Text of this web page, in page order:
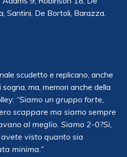
Santini, De Bortoli, Barazza.
scudetto e replicano, anche
ma, memori anche della
“Siamo un gruppo forte,
scappare ma siamo sempre
al meglio. Siamo 2-0?Si,
visto quanto sia
minima.”